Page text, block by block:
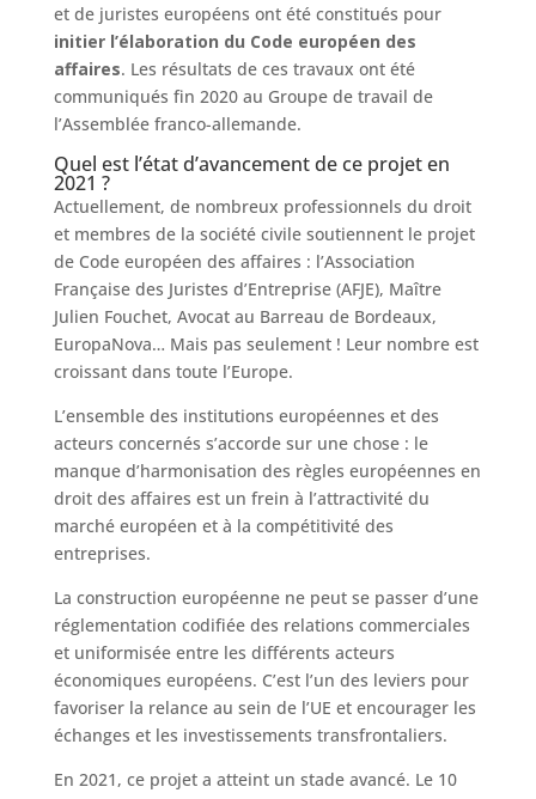
et de juristes européens ont été constitués pour
initier l’élaboration du Code européen des
affaires. Les résultats de ces travaux ont été
communiqués fin 2020 au Groupe de travail de
l’Assemblée franco-allemande.
Quel est l’état d’avancement de ce projet en
2021 ?
Actuellement, de nombreux professionnels du droit
et membres de la société civile soutiennent le projet
de Code européen des affaires : l’Association
Française des Juristes d’Entreprise (AFJE), Maître
Julien Fouchet, Avocat au Barreau de Bordeaux,
EuropaNova… Mais pas seulement ! Leur nombre est
croissant dans toute l’Europe.
L’ensemble des institutions européennes et des
acteurs concernés s’accorde sur une chose : le
manque d’harmonisation des règles européennes en
droit des affaires est un frein à l’attractivité du
marché européen et à la compétitivité des
entreprises.
La construction européenne ne peut se passer d’une
réglementation codifiée des relations commerciales
et uniformisée entre les différents acteurs
économiques européens. C’est l’un des leviers pour
favoriser la relance au sein de l’UE et encourager les
échanges et les investissements transfrontaliers.
En 2021, ce projet a atteint un stade avancé. Le 10